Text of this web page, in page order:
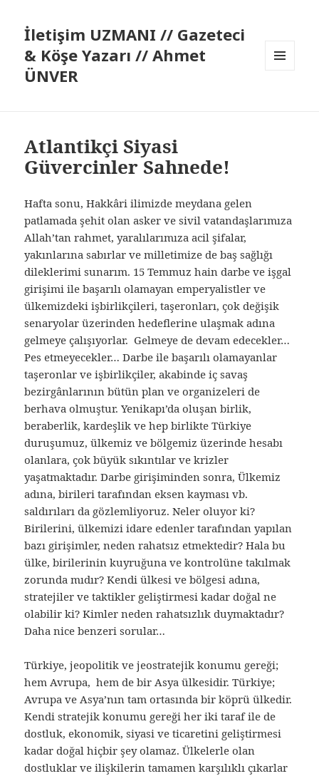
İletişim UZMANI // Gazeteci
& Köşe Yazarı // Ahmet
ÜNVER
Atlantikçi Siyasi
Güvercinler Sahnede!
Hafta sonu, Hakkâri ilimizde meydana gelen
patlamada şehit olan asker ve sivil vatandaşlarımıza
Allah’tan rahmet, yaralılarımıza acil şifalar,
yakınlarına sabırlar ve milletimize de baş sağlığı
dileklerimi sunarım. 15 Temmuz hain darbe ve işgal
girişimi ile başarılı olamayan emperyalistler ve
ülkemizdeki işbirlikçileri, taşeronları, çok değişik
senaryolar üzerinden hedeflerine ulaşmak adına
gelmeye çalışıyorlar. Gelmeye de devam edecekler…
Pes etmeyecekler… Darbe ile başarılı olamayanlar
taşeronlar ve işbirlikçiler, akabinde iç savaş
bezirgânlarının bütün plan ve organizeleri de
berhava olmuştur. Yenikapı’da oluşan birlik,
beraberlik, kardeşlik ve hep birlikte Türkiye
duruşumuz, ülkemiz ve bölgemiz üzerinde hesabı
olanlara, çok büyük sıkıntılar ve krizler
yaşatmaktadır. Darbe girişiminden sonra, Ülkemiz
adına, birileri tarafından eksen kayması vb.
saldırıları da gözlemliyoruz. Neler oluyor ki?
Birilerini, ülkemizi idare edenler tarafından yapılan
bazı girişimler, neden rahatsız etmektedir? Hala bu
ülke, birilerinin kuyruğuna ve kontrolüne takılmak
zorunda mıdır? Kendi ülkesi ve bölgesi adına,
stratejiler ve taktikler geliştirmesi kadar doğal ne
olabilir ki? Kimler neden rahatsızlık duymaktadır?
Daha nice benzeri sorular…
Türkiye, jeopolitik ve jeostratejik konumu gereği;
hem Avrupa, hem de bir Asya ülkesidir. Türkiye;
Avrupa ve Asya’nın tam ortasında bir köprü ülkedir.
Kendi stratejik konumu gereği her iki taraf ile de
dostluk, ekonomik, siyasi ve ticaretini geliştirmesi
kadar doğal hiçbir şey olamaz. Ülkelerle olan
dostluklar ve ilişkilerin tamamen karşılıklı çıkarlar